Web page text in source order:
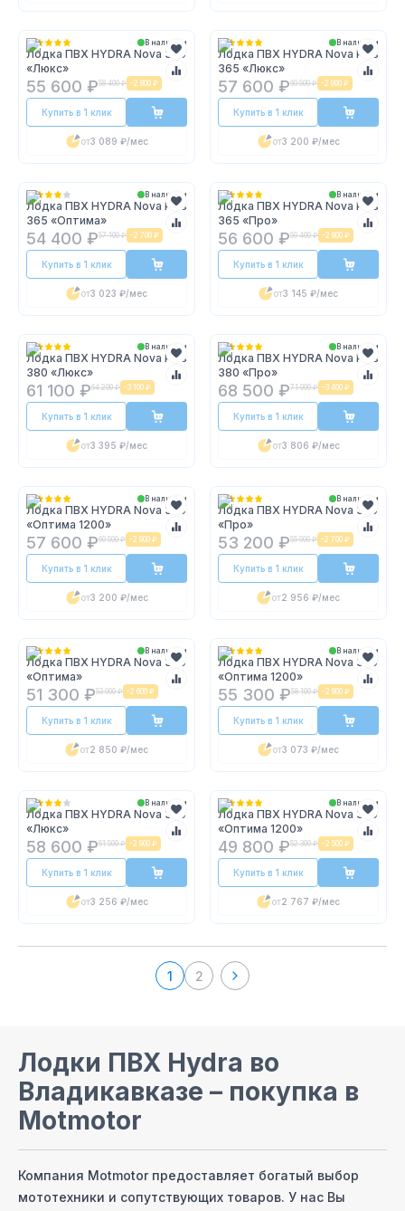
В наличии
Лодка ПВХ HYDRA Nova 370
«Люкс»
55 600 ₽58 400 ₽ -2 800 ₽
Купить в 1 клик
от3 089 ₽/мес
В наличии
Лодка ПВХ HYDRA Nova Plus
365 «Люкс»
57 600 ₽60 500 ₽ -2 900 ₽
Купить в 1 клик
от3 200 ₽/мес
В наличии
Лодка ПВХ HYDRA Nova Plus
365 «Оптима»
54 400 ₽57 100 ₽ -2 700 ₽
Купить в 1 клик
от3 023 ₽/мес
В наличии
Лодка ПВХ HYDRA Nova Plus
365 «Про»
56 600 ₽59 400 ₽ -2 800 ₽
Купить в 1 клик
от3 145 ₽/мес
В наличии
Лодка ПВХ HYDRA Nova Plus
380 «Люкс»
61 100 ₽64 200 ₽ -3 100 ₽
Купить в 1 клик
от3 395 ₽/мес
В наличии
Лодка ПВХ HYDRA Nova Plus
380 «Про»
68 500 ₽71 900 ₽ -3 400 ₽
Купить в 1 клик
от3 806 ₽/мес
В наличии
Лодка ПВХ HYDRA Nova 370
«Оптима 1200»
57 600 ₽60 500 ₽ -2 900 ₽
Купить в 1 клик
от3 200 ₽/мес
В наличии
Лодка ПВХ HYDRA Nova 360
«Про»
53 200 ₽55 900 ₽ -2 700 ₽
Купить в 1 клик
от2 956 ₽/мес
В наличии
Лодка ПВХ HYDRA Nova 360
«Оптима»
51 300 ₽53 900 ₽ -2 600 ₽
Купить в 1 клик
от2 850 ₽/мес
В наличии
Лодка ПВХ HYDRA Nova 360
«Оптима 1200»
55 300 ₽58 100 ₽ -2 800 ₽
Купить в 1 клик
от3 073 ₽/мес
В наличии
Лодка ПВХ HYDRA Nova 360
«Люкс»
58 600 ₽61 500 ₽ -2 900 ₽
Купить в 1 клик
от3 256 ₽/мес
В наличии
Лодка ПВХ HYDRA Nova 330
«Оптима 1200»
49 800 ₽52 300 ₽ -2 500 ₽
Купить в 1 клик
от2 767 ₽/мес
1 2
Лодки ПВХ Hydra во
Владикавказе – покупка в
Motmotor
Компания Motmotor предоставляет богатый выбор
мототехники и сопутствующих товаров. У нас Вы